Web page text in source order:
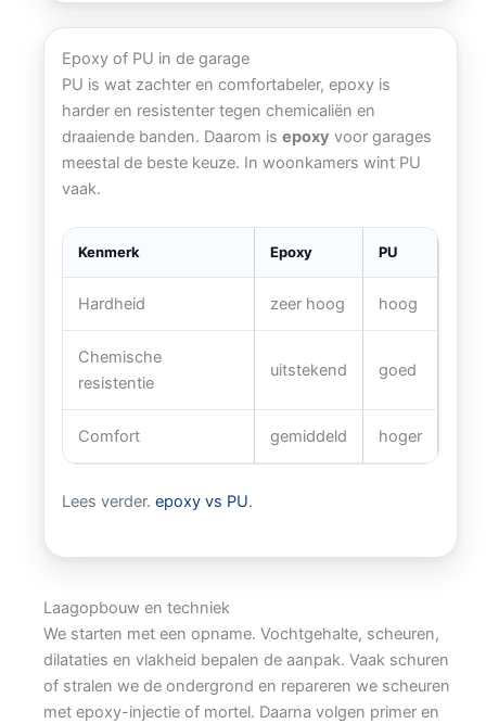
Epoxy of PU in de garage
PU is wat zachter en comfortabeler, epoxy is
harder en resistenter tegen chemicaliën en
draaiende banden. Daarom is epoxy voor garages
meestal de beste keuze. In woonkamers wint PU
vaak.
Kenmerk Epoxy PU
Hardheid zeer hoog hoog
Chemische
resistentie
uitstekend goed
Comfort gemiddeld hoger
Lees verder. epoxy vs PU.
Laagopbouw en techniek
We starten met een opname. Vochtgehalte, scheuren,
dilataties en vlakheid bepalen de aanpak. Vaak schuren
of stralen we de ondergrond en repareren we scheuren
met epoxy-injectie of mortel. Daarna volgen primer en